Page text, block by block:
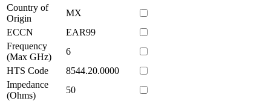
Country of
Origin
MX
ECCN
EAR99
Frequency
(Max GHz)
6
HTS Code
8544.20.0000
Impedance
(Ohms)
50